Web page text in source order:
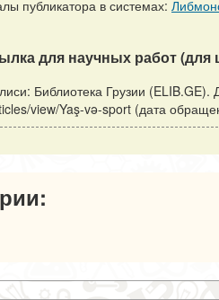
публикатора в системах:
для научных работ (для
Библиотека Грузии
view/Yaş-və-sport (дата